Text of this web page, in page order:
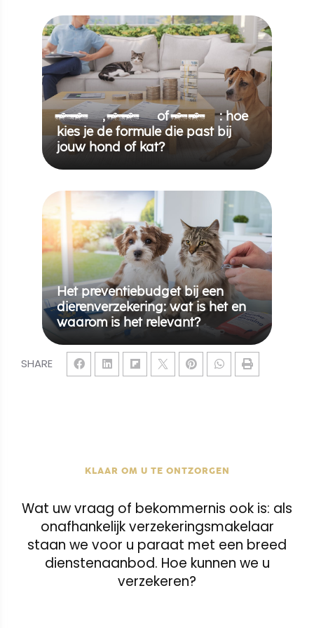
SHARE
50%, 70% of 90%: hoe
kies je de formule die past bij
jouw hond of kat?
Het preventiebudget bij een
dierenverzekering: wat is het en
waarom is het relevant?
KLAAR OM U TE ONTZORGEN
Wat uw vraag of bekommernis ook is: als
onafhankelijk verzekeringsmakelaar
staan we voor u paraat met een breed
dienstenaanbod. Hoe kunnen we u
verzekeren?